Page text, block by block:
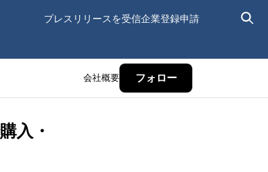
プレスリリースを受信企業登録申請
会社概要 フォロー
入・